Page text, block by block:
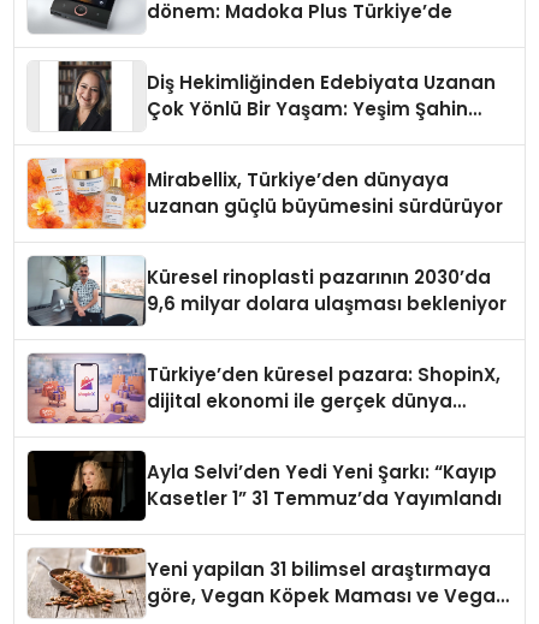
dönem: Madoka Plus Türkiye’de
Diş Hekimliğinden Edebiyata Uzanan
Çok Yönlü Bir Yaşam: Yeşim Şahin
Mirabellix, Türkiye’den dünyaya
uzanan güçlü büyümesini sürdürüyor
Küresel rinoplasti pazarının 2030’da
9,6 milyar dolara ulaşması bekleniyor
Türkiye’den küresel pazara: ShopinX,
dijital ekonomi ile gerçek dünya
Ayla Selvi’den Yedi Yeni Şarkı: “Kayıp
Kasetler 1” 31 Temmuz’da Yayımlandı
Yeni yapilan 31 bilimsel araştırmaya
göre, Vegan Köpek Maması ve Vegan